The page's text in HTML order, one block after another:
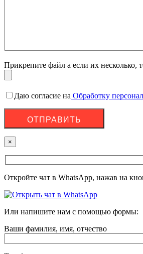
Прикрепите файл а если их несколько,
Даю согласие на Обработку
×
Откройте чат в WhatsApp, нажав на
Или напишите нам с помощью формы:
Ваши фамилия, имя, отчество